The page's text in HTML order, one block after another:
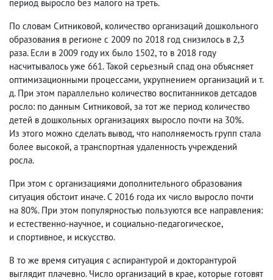
период выросло без малого на треть.
По словам Ситниковой, количество организаций дошкольного
образования в регионе с 2009 по 2018 год снизилось в 2,3
раза. Если в 2009 году их было 1502, то в 2018 году
насчитывалось уже 661. Такой серьезный спад она объясняет
оптимизационными процессами, укрупнением организаций и т.
д. При этом параллельно количество воспитанников детсадов
росло: по данным Ситниковой, за тот же период количество
детей в дошкольных организациях выросло почти на 30%.
Из этого можно сделать вывод, что наполняемость групп стала
более высокой, а транспортная удаленность учреждений
росла.
При этом с организациями дополнительного образования
ситуация обстоит иначе. С 2016 года их число выросло почти
на 80%. При этом популярностью пользуются все направления:
и естественно-научное, и социально-педагогическое,
и спортивное, и искусство.
В то же время ситуация с аспирантурой и докторантурой
выглядит плачевно. Число организаций в крае, которые готовят